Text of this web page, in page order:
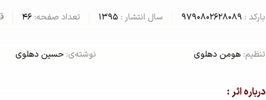
بارکد : 9790802628089 سال انتشار : 1395 تعداد صفحه:46
تنظیم:هومن دهلوی نوشته‌ی: حسین دهلوی
درباره اثر :